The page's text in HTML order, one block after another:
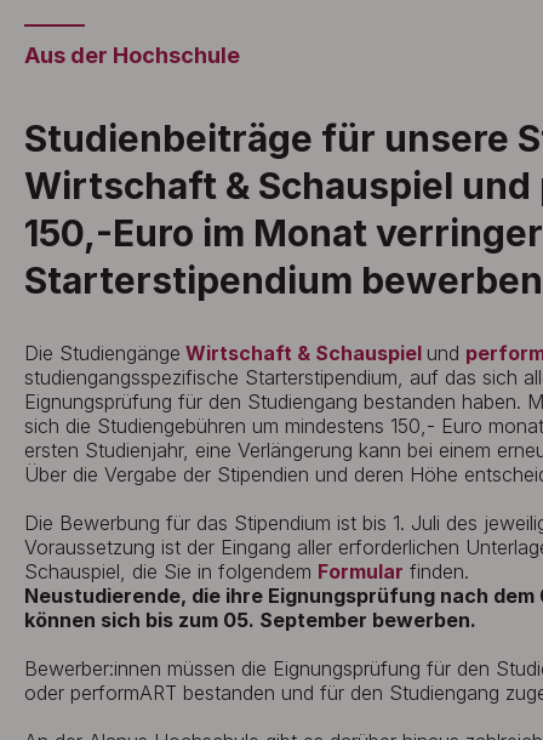
Aus der Hochschule
Studienbeiträge für unsere
Wirtschaft & Schauspiel und
150,-Euro im Monat
Starterstipendium
Die Studiengänge Wirtschaft & Schauspiel und
studiengangsspezifische Starterstipendium, auf das sich
Eignungsprüfung für den Studiengang bestanden haben.
sich die Studiengebühren um mindestens 150,- Euro
ersten Studienjahr, eine Verlängerung kann bei einem
Über die Vergabe der Stipendien und deren Höhe
Die Bewerbung für das Stipendium ist bis 1. Juli des
Voraussetzung ist der Eingang aller erforderlichen
Schauspiel, die Sie in folgendem Formular finden.
Neustudierende, die ihre Eignungsprüfung nach dem
können sich bis zum 05. September bewerben.
Bewerber:innen müssen die Eignungsprüfung für den
oder performART bestanden und für den Studiengang